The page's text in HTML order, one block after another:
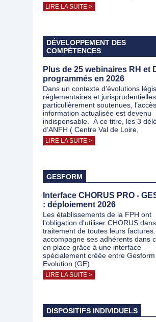
LIRE LA SUITE >
DÉVELOPPEMENT DES
COMPÉTENCES
Plus de 25 webinaires RH et
programmés en 2026
Dans un contexte d’évolutions
réglementaires et jurisprudentielles
particulièrement soutenues,
information actualisée est devenu
indispensable. À ce titre, les 3
d’ANFH ( Centre Val de Loire,
LIRE LA SUITE >
GESFORM
Interface CHORUS PRO -
: déploiement 2026
Les établissements de la FPH ont
l'obligation d'utiliser CHORUS
traitement de toutes leurs
accompagne ses adhérents dans
en place grâce à une interface
spécialement créée entre Gesform
Evolution (GE)
LIRE LA SUITE >
DISPOSITIFS INDIVIDUELS